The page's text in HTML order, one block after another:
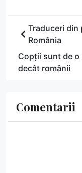
Traduceri din
România
Copții sunt de
decât românii
Comentarii